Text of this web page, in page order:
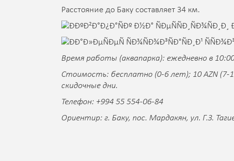
Расстояние до Баку составляет 34 км.
Время работы (аквапарка): ежедневно в
Стоимость: бесплатно (0-6 лет); 10 AZN (7-
скидочные дни.
Телефон: +994 55 554-06-84
Ориентир: г. Баку, пос. Мардакян, ул. Г.З.